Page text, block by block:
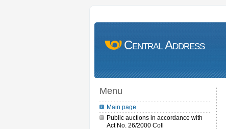
Central Address
Menu
Main page
Public auctions in accordance with
Act No. 26/2000 Coll